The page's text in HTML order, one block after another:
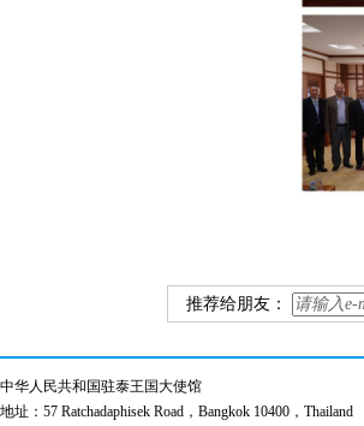
推荐给朋友：
中华人民共和国驻泰王国大使馆
地址：57 Ratchadaphisek Road，Bangkok 10400，Thailand